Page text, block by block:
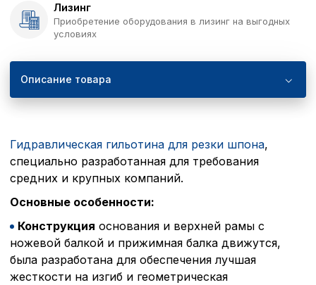
Лизинг
Приобретение оборудования в лизинг на выгодных
условиях
Описание товара
Гидравлическая гильотина для резки шпона,
специально разработанная для требования
средних и крупных компаний.
Основные особенности:
Конструкция основания и верхней рамы с
ножевой балкой и прижимная балка движутся,
была разработана для обеспечения лучшая
жесткости на изгиб и геометрическая